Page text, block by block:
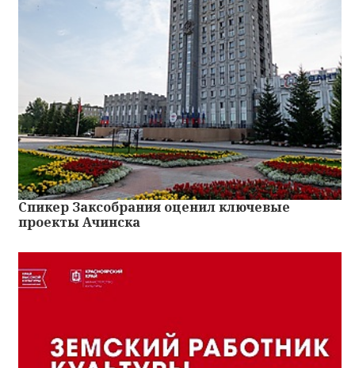
Спикер Заксобрания оценил ключевые
проекты Ачинска